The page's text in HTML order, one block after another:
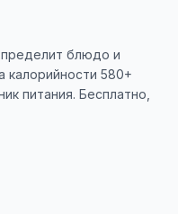
блюдо и
калорийности 580+
питания. Бесплатно,